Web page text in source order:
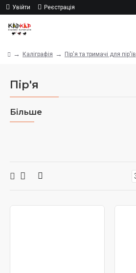
Увійти Реєстрація
Каліграфія Пір'я та тримачі для пір'їв
Пір'я
Більше